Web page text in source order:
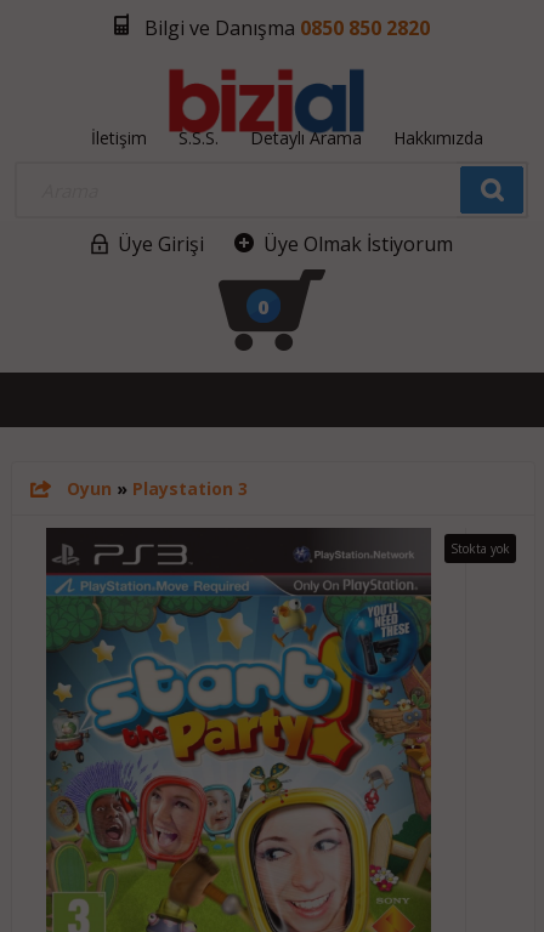
Bilgi ve Danışma 0850 850 2820
İletişim S.S.S. Detaylı Arama Hakkımızda
Üye Girişi Üye Olmak İstiyorum
0
Oyun » Playstation 3
Stokta yok